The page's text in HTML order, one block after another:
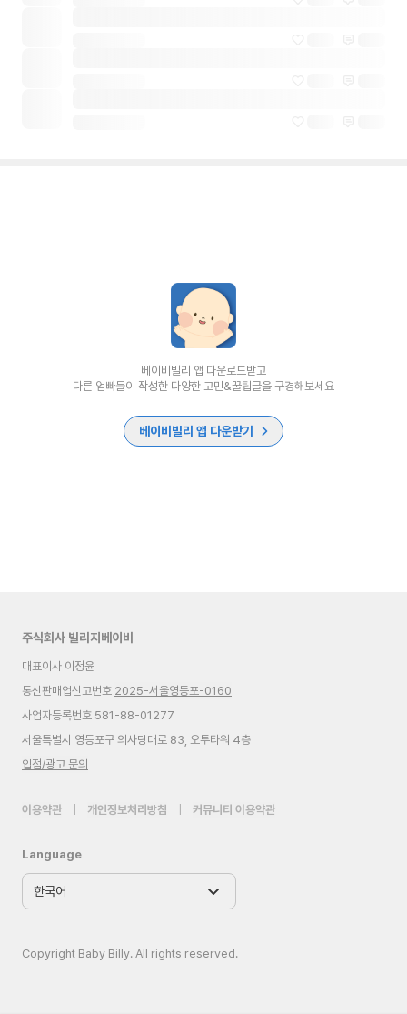
베이비빌리 앱 다운로드받고
다른 엄빠들이 작성한 다양한 고민&꿀팁글을 구경해보세요
베이비빌리 앱 다운받기
주식회사 빌리지베이비
대표이사 이정윤
통신판매업신고번호 2025-서울영등포-0160
사업자등록번호 581-88-01277
서울특별시 영등포구 의사당대로 83, 오투타워 4층
입점/광고 문의
이용약관 개인정보처리방침 커뮤니티 이용약관
Language
Copyright Baby Billy. All rights reserved.